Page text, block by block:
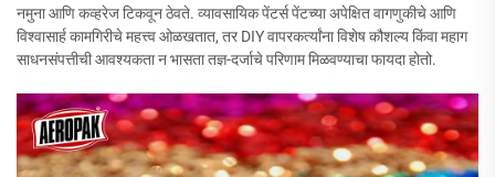
नमुना आणि कव्हरेज टिकवून ठेवते. व्यावसायिक पेंटर्स पेंटच्या अपेक्षित वागणुकीचे आणि
विश्वासार्ह कामगिरीचे महत्त्व ओळखतात, तर DIY वापरकर्त्यांना विशेष कौशल्य किंवा महाग
साधनसंपत्तीची आवश्यकता न भासता तज्ञ-दर्जाचे परिणाम मिळवण्याचा फायदा होतो.